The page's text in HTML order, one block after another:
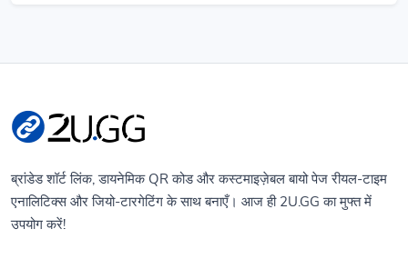
ब्रांडेड शॉर्ट लिंक, डायनेमिक QR कोड और कस्टमाइज़ेबल बायो पेज रीयल-टाइम
एनालिटिक्स और जियो-टारगेटिंग के साथ बनाएँ। आज ही 2U.GG का मुफ्त में
उपयोग करें!